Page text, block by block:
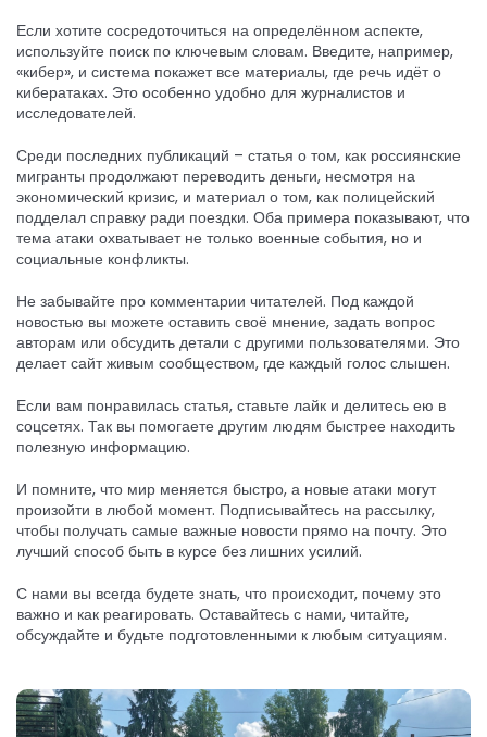
Если хотите сосредоточиться на определённом аспекте,
используйте поиск по ключевым словам. Введите, например,
«кибер», и система покажет все материалы, где речь идёт о
кибератаках. Это особенно удобно для журналистов и
исследователей.
Среди последних публикаций – статья о том, как россиянские
мигранты продолжают переводить деньги, несмотря на
экономический кризис, и материал о том, как полицейский
подделал справку ради поездки. Оба примера показывают, что
тема атаки охватывает не только военные события, но и
социальные конфликты.
Не забывайте про комментарии читателей. Под каждой
новостью вы можете оставить своё мнение, задать вопрос
авторам или обсудить детали с другими пользователями. Это
делает сайт живым сообществом, где каждый голос слышен.
Если вам понравилась статья, ставьте лайк и делитесь ею в
соцсетях. Так вы помогаете другим людям быстрее находить
полезную информацию.
И помните, что мир меняется быстро, а новые атаки могут
произойти в любой момент. Подписывайтесь на рассылку,
чтобы получать самые важные новости прямо на почту. Это
лучший способ быть в курсе без лишних усилий.
С нами вы всегда будете знать, что происходит, почему это
важно и как реагировать. Оставайтесь с нами, читайте,
обсуждайте и будьте подготовленными к любым ситуациям.